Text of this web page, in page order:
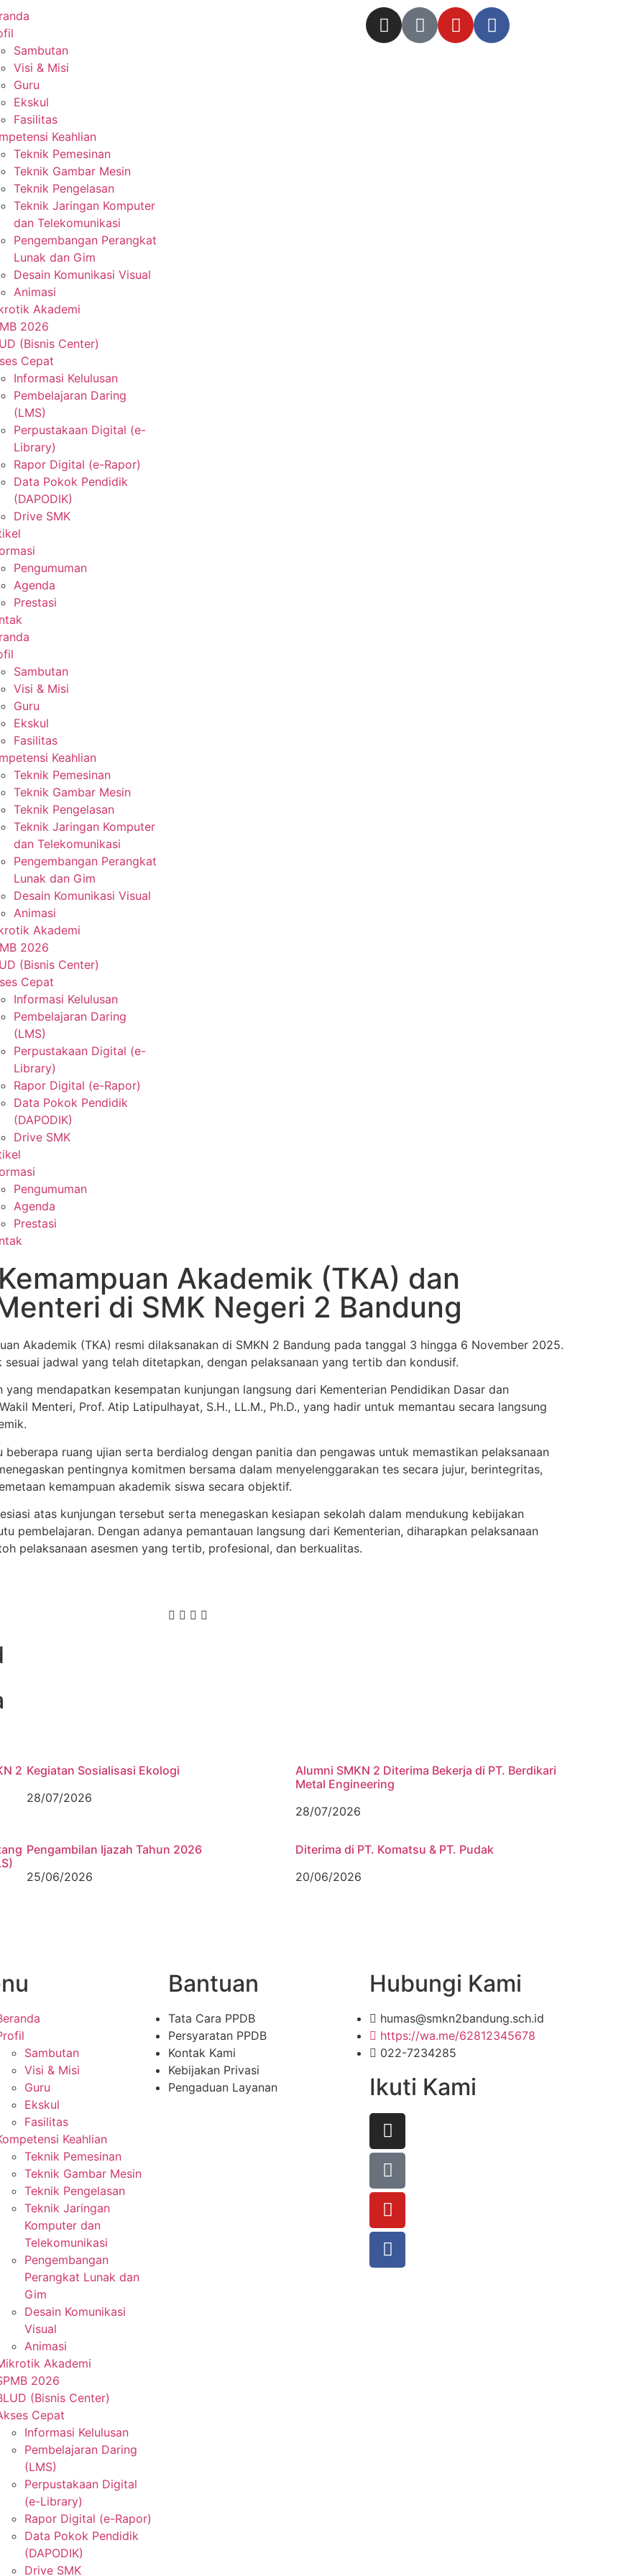
Sambutan
Visi & Misi
Guru
Ekskul
Fasilitas
Keahlian
Teknik Pemesinan
Teknik Gambar Mesin
Teknik Pengelasan
Teknik Jaringan Komputer
dan Telekomunikasi
Pengembangan Perangkat
Lunak dan Gim
Desain Komunikasi Visual
Animasi
Akademi
2026
(Bisnis Center)
Cepat
Informasi Kelulusan
Pembelajaran Daring
(LMS)
Perpustakaan Digital (e-
Library)
Rapor Digital (e-Rapor)
Data Pokok Pendidik
(DAPODIK)
Drive SMK
Pengumuman
Agenda
Prestasi
Sambutan
Visi & Misi
Guru
Ekskul
Fasilitas
Keahlian
Teknik Pemesinan
Teknik Gambar Mesin
Teknik Pengelasan
Teknik Jaringan Komputer
dan Telekomunikasi
Pengembangan Perangkat
Lunak dan Gim
Desain Komunikasi Visual
Animasi
Akademi
2026
(Bisnis Center)
Cepat
Informasi Kelulusan
Pembelajaran Daring
(LMS)
Perpustakaan Digital (e-
Library)
Rapor Digital (e-Rapor)
Data Pokok Pendidik
(DAPODIK)
Drive SMK
Pengumuman
Agenda
Prestasi
Akademik (TKA) dan
di SMK Negeri 2 Bandung
Akademik (TKA) resmi dilaksanakan di SMKN 2 Bandung pada tanggal 3 hingga 6 November 2025.
jadwal yang telah ditetapkan, dengan pelaksanaan yang tertib dan kondusif.
mendapatkan kesempatan kunjungan langsung dari Kementerian Pendidikan Dasar dan
Menteri, Prof. Atip Latipulhayat, S.H., LL.M., Ph.D., yang hadir untuk memantau secara langsung
beberapa ruang ujian serta berdialog dengan panitia dan pengawas untuk memastikan pelaksanaan
pentingnya komitmen bersama dalam menyelenggarakan tes secara jujur, berintegritas,
kemampuan akademik siswa secara objektif.
atas kunjungan tersebut serta menegaskan kesiapan sekolah dalam mendukung kebijakan
pembelajaran. Dengan adanya pemantauan langsung dari Kementerian, diharapkan pelaksanaan
pelaksanaan asesmen yang tertib, profesional, dan berkualitas.
2 Kegiatan Sosialisasi Ekologi
28/07/2026
Alumni SMKN 2 Diterima Bekerja di PT. Berdikari
Metal Engineering
28/07/2026
Pengambilan Ijazah Tahun 2026
25/06/2026
Diterima di PT. Komatsu & PT. Pudak
20/06/2026
Sambutan
Visi & Misi
Guru
Ekskul
Fasilitas
Keahlian
Teknik Pemesinan
Teknik Gambar Mesin
Teknik Pengelasan
Teknik Jaringan
Komputer dan
Telekomunikasi
Pengembangan
Perangkat Lunak dan
Gim
Desain Komunikasi
Visual
Animasi
Akademi
2026
(Bisnis Center)
Cepat
Informasi Kelulusan
Pembelajaran Daring
(LMS)
Perpustakaan Digital
(e-Library)
Rapor Digital (e-Rapor)
Data Pokok Pendidik
(DAPODIK)
Drive SMK
Bantuan
Tata Cara PPDB
Persyaratan PPDB
Kontak Kami
Kebijakan Privasi
Pengaduan Layanan
Hubungi Kami
humas@smkn2bandung.sch.id
https://wa.me/62812345678
022-7234285
Ikuti Kami